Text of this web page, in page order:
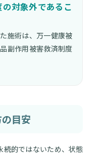
対象外であるこ
施術は、万一健康被
副作用被害救済制度
目安
続的ではないため、状態